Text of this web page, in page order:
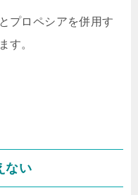
プロペシアを併用す
す。
ない